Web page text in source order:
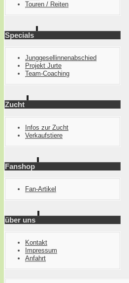
Touren / Reiten
Specials
Junggesellinnenabschied
Projekt Jurte
Team-Coaching
Zucht
Infos zur Zucht
Verkaufstiere
Fanshop
Fan-Artikel
über uns
Kontakt
Impressum
Anfahrt